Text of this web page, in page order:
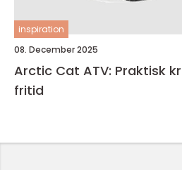
inspiration
08. December 2025
Arctic Cat ATV: Praktisk
fritid